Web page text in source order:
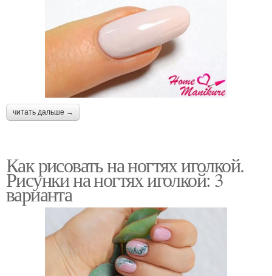
читать дальше →
Как рисовать на ногтях иголкой.
Рисунки на ногтях иголкой: 3
варианта